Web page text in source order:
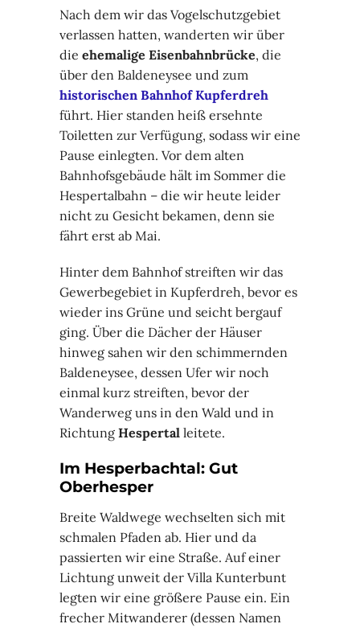
Nach dem wir das Vogelschutzgebiet
verlassen hatten, wanderten wir über
die ehemalige Eisenbahnbrücke, die
über den Baldeneysee und zum
historischen Bahnhof Kupferdreh
führt. Hier standen heiß ersehnte
Toiletten zur Verfügung, sodass wir eine
Pause einlegten. Vor dem alten
Bahnhofsgebäude hält im Sommer die
Hespertalbahn – die wir heute leider
nicht zu Gesicht bekamen, denn sie
fährt erst ab Mai.
Hinter dem Bahnhof streiften wir das
Gewerbegebiet in Kupferdreh, bevor es
wieder ins Grüne und seicht bergauf
ging. Über die Dächer der Häuser
hinweg sahen wir den schimmernden
Baldeneysee, dessen Ufer wir noch
einmal kurz streiften, bevor der
Wanderweg uns in den Wald und in
Richtung Hespertal leitete.
Im Hesperbachtal: Gut
Oberhesper
Breite Waldwege wechselten sich mit
schmalen Pfaden ab. Hier und da
passierten wir eine Straße. Auf einer
Lichtung unweit der Villa Kunterbunt
legten wir eine größere Pause ein. Ein
frecher Mitwanderer (dessen Namen